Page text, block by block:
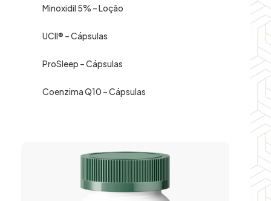
Minoxidil 5% – Loção
UCII® – Cápsulas
ProSleep – Cápsulas
Coenzima Q10 – Cápsulas